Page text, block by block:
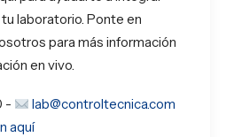
laboratorio. Ponte en
para más información
en vivo.
-
lab@controltecnica.com
aquí